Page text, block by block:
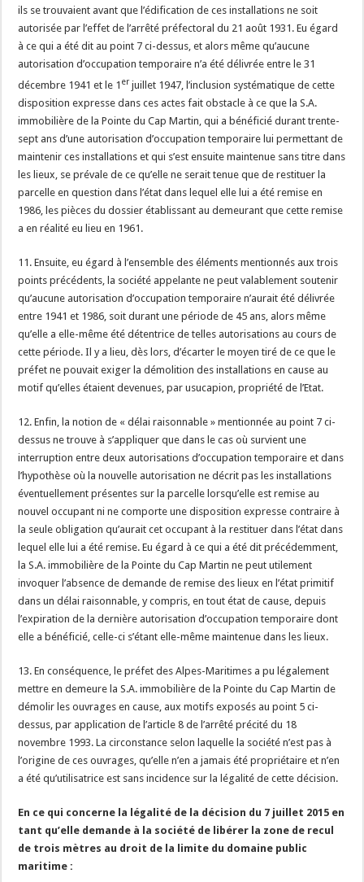
ils se trouvaient avant que l’édification de ces installations ne soit
autorisée par l’effet de l’arrêté préfectoral du 21 août 1931. Eu égard
à ce qui a été dit au point 7 ci-dessus, et alors même qu’aucune
autorisation d’occupation temporaire n’a été délivrée entre le 31
décembre 1941 et le 1 er juillet 1947, l’inclusion systématique de cette
disposition expresse dans ces actes fait obstacle à ce que la S.A.
immobilière de la Pointe du Cap Martin, qui a bénéficié durant trente-
sept ans d’une autorisation d’occupation temporaire lui permettant de
maintenir ces installations et qui s’est ensuite maintenue sans titre dans
les lieux, se prévale de ce qu’elle ne serait tenue que de restituer la
parcelle en question dans l’état dans lequel elle lui a été remise en
1986, les pièces du dossier établissant au demeurant que cette remise
a en réalité eu lieu en 1961.
11. Ensuite, eu égard à l’ensemble des éléments mentionnés aux trois
points précédents, la société appelante ne peut valablement soutenir
qu’aucune autorisation d’occupation temporaire n’aurait été délivrée
entre 1941 et 1986, soit durant une période de 45 ans, alors même
qu’elle a elle-même été détentrice de telles autorisations au cours de
cette période. Il y a lieu, dès lors, d’écarter le moyen tiré de ce que le
préfet ne pouvait exiger la démolition des installations en cause au
motif qu’elles étaient devenues, par usucapion, propriété de l’Etat.
12. Enfin, la notion de « délai raisonnable » mentionnée au point 7 ci-
dessus ne trouve à s’appliquer que dans le cas où survient une
interruption entre deux autorisations d’occupation temporaire et dans
l’hypothèse où la nouvelle autorisation ne décrit pas les installations
éventuellement présentes sur la parcelle lorsqu’elle est remise au
nouvel occupant ni ne comporte une disposition expresse contraire à
la seule obligation qu’aurait cet occupant à la restituer dans l’état dans
lequel elle lui a été remise. Eu égard à ce qui a été dit précédemment,
la S.A. immobilière de la Pointe du Cap Martin ne peut utilement
invoquer l’absence de demande de remise des lieux en l’état primitif
dans un délai raisonnable, y compris, en tout état de cause, depuis
l’expiration de la dernière autorisation d’occupation temporaire dont
elle a bénéficié, celle-ci s’étant elle-même maintenue dans les lieux.
13. En conséquence, le préfet des Alpes-Maritimes a pu légalement
mettre en demeure la S.A. immobilière de la Pointe du Cap Martin de
démolir les ouvrages en cause, aux motifs exposés au point 5 ci-
dessus, par application de l’article 8 de l’arrêté précité du 18
novembre 1993. La circonstance selon laquelle la société n’est pas à
l’origine de ces ouvrages, qu’elle n’en a jamais été propriétaire et n’en
a été qu’utilisatrice est sans incidence sur la légalité de cette décision.
En ce qui concerne la légalité de la décision du 7 juillet 2015 en
tant qu’elle demande à la société de libérer la zone de recul
de trois mètres au droit de la limite du domaine public
maritime :